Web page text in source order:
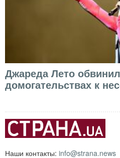
Джареда Лето
домогательствах к
Наши контакты: info@strana.news